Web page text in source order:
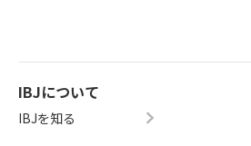
IBJについて
IBJを知る